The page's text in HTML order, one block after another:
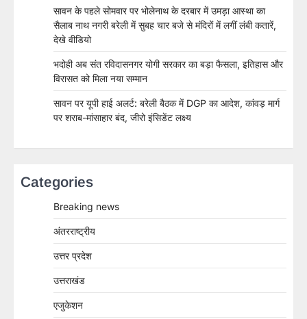
सावन के पहले सोमवार पर भोलेनाथ के दरबार में उमड़ा आस्था का
सैलाब नाथ नगरी बरेली में सुबह चार बजे से मंदिरों में लगीं लंबी कतारें,
देखे वीडियो
भदोही अब संत रविदासनगर योगी सरकार का बड़ा फैसला, इतिहास और
विरासत को मिला नया सम्मान
सावन पर यूपी हाई अलर्ट: बरेली बैठक में DGP का आदेश, कांवड़ मार्ग
पर शराब-मांसाहार बंद, जीरो इंसिडेंट लक्ष्य
Categories
Breaking news
अंतरराष्ट्रीय
उत्तर प्रदेश
उत्तराखंड
एजुकेशन